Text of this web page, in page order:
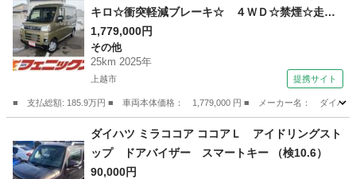
キロ☆衝突軽減ブレーキ☆ ４ＷＤ☆禁煙☆走行
２６キロ☆両側パワースライドドア☆衝突軽減ブ
レーキ☆レーダークルーズ☆オートハイビーム☆
車線逸脱警報☆リアヒーター☆切替４ＷＤ☆オー
バーヘッドシェルフ☆ＬＥＤヘッドライト☆試乗
ＯＫ☆ （検9.4）
1,779,000円
その他
25km 2025年
上越市 提携サイト
■ 支払総額: 185.9万円 ■ 車両本体価格： 1,779,000 円 ■ メーカー名： ダイ
その他
ダイハツ ミラココア ココアＬ アイドリングスト
ップ ドアバイザー スマートキー （検10.6）
90,000円